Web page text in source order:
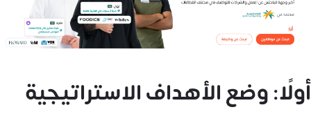
أولًا: وضع الأهداف الاستراتيجية